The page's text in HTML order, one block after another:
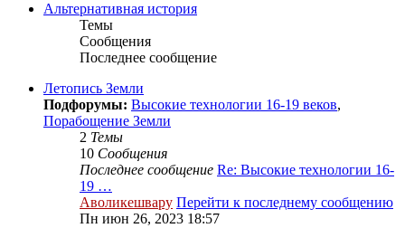
Альтернативная история
Темы
Сообщения
Последнее сообщение
Летопись Земли
Подфорумы: Высокие технологии 16-19 веков,
Порабощение Земли
2 Темы
10 Сообщения
Последнее сообщение Re: Высокие технологии 16-
19 …
Аволикешвару Перейти к последнему сообщению
Пн июн 26, 2023 18:57